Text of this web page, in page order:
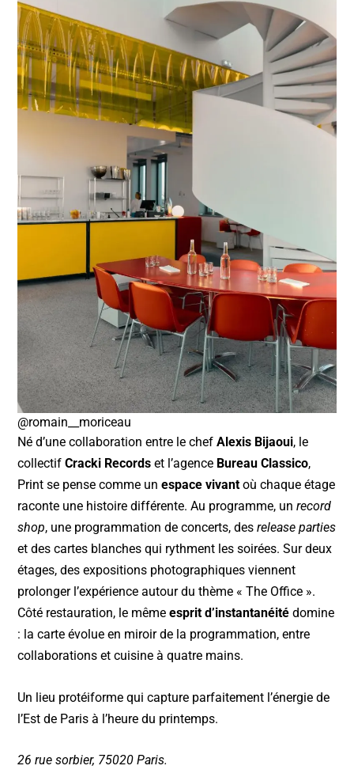
@romain__moriceau
Né d’une collaboration entre le chefAlexis Bijaoui, le
collectifCracki Records et l’agence Bureau Classico,
Print se pense comme unespace vivantoù chaque étage
raconte une histoire différente. Au programme, unrecord
shop, une programmation de concerts, desrelease parties
et des cartes blanches qui rythment les soirées. Sur deux
étages, des expositions photographiques viennent
prolonger l’expérience autour du thème « The Office ».
Côté restauration, le mêmeesprit d’instantanéité domine
: la carte évolue en miroir de la programmation, entre
collaborations et cuisine à quatre mains.
Un lieu protéiforme qui capture parfaitement l’énergie de
l’Est de Paris à l’heure du printemps.
26 rue sorbier, 75020 Paris.